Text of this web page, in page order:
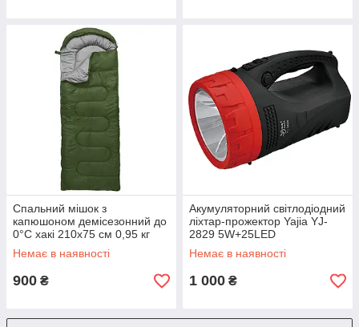
Спальний мішок з
капюшоном демісезонний до
0°C хакі 210х75 см 0,95 кг
Немає в наявності
900 ₴
Акумуляторний світлодіодний
ліхтар-прожектор Yajia YJ-
2829 5W+25LED
Немає в наявності
1 000 ₴